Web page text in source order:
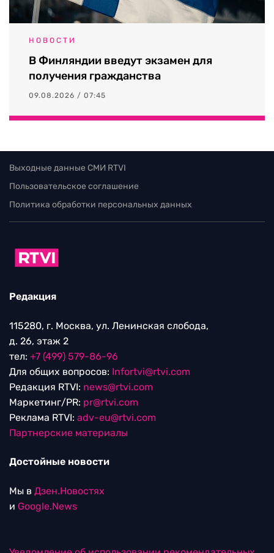
НОВОСТИ
В Финляндии введут экзамен для
получения гражданства
09.08.2026 / 07:45
Выходные данные СМИ RTVI
Пользовательское соглашение
Политика обработки персональных данных
Редакция
115280, г. Москва, ул. Ленинская слобода,
д. 26, этаж 2
тел: +7 (499) 579-86-96
Для общих вопросов: Infortvi@rtvi.com
Редакция RTVI: news@rtvi.com
Маркетинг/PR: pr@rtvi.com
Реклама RTVI: adv-eu@rtvi.com
Партнерские материалы
Достойные новости
Мы в Дзен.Новостях
и Google.News